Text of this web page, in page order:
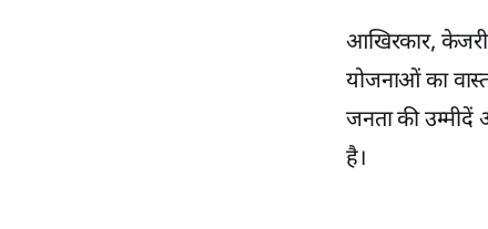
आखिरकार,
योजनाओं का
जनता की
है।